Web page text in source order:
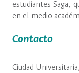
estudiantes Saga,
en el medio
Contacto
Ciudad